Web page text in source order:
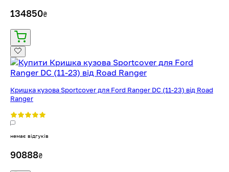
134850₴
Кришка кузова Sportcover для Ford Ranger DC (11-23) від Road
Ranger
немає відгуків
90888₴